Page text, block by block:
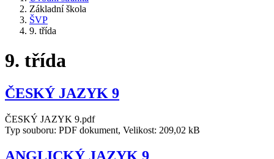
Základní škola
ŠVP
9. třída
9. třída
ČESKÝ JAZYK 9
ČESKÝ JAZYK 9.pdf
Typ souboru: PDF dokument, Velikost: 209,02 kB
ANGLICKÝ JAZYK 9